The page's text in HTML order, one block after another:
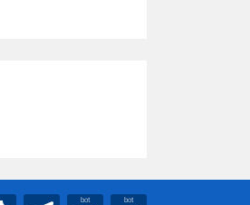
bot bot